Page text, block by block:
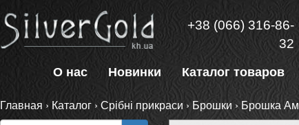
+38 (066) 316-86-
32
О нас Новинки Каталог товаров
Главная › Каталог › Срібні прикраси ›Брошки ›Брошка